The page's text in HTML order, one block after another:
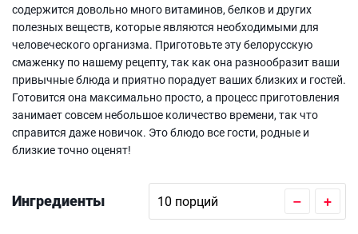
содержится довольно много витаминов, белков и других
полезных веществ, которые являются необходимыми для
человеческого организма. Приготовьте эту белорусскую
смаженку по нашему рецепту, так как она разнообразит ваши
привычные блюда и приятно порадует ваших близких и гостей.
Готовится она максимально просто, а процесс приготовления
занимает совсем небольшое количество времени, так что
справится даже новичок. Это блюдо все гости, родные и
близкие точно оценят!
Ингредиенты – +